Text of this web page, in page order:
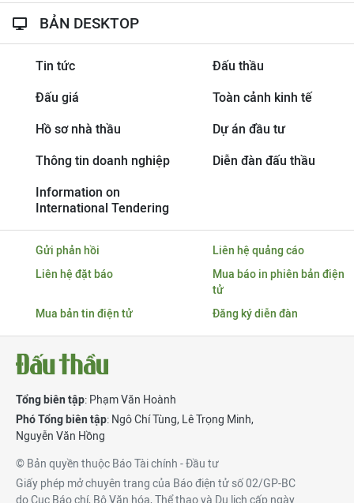
BẢN DESKTOP
Tin tức Đấu thầu
Đấu giá Toàn cảnh kinh tế
Hồ sơ nhà thầu Dự án đầu tư
Thông tin doanh nghiệp Diễn đàn đấu thầu
Information on
International Tendering
Gửi phản hồi
Liên hệ quảng cáo
Liên hệ đặt báo
Mua báo in phiên bản điện
tử
Mua bản tin điện tử
Đăng ký diễn đàn
Tổng biên tập: Phạm Văn Hoành
Phó Tổng biên tập: Ngô Chí Tùng, Lê Trọng Minh,
Nguyễn Văn Hồng
© Bản quyền thuộc Báo Tài chính - Đầu tư
Giấy phép mở chuyên trang của Báo điện tử số 02/GP-BC
do Cục Báo chí, Bộ Văn hóa, Thể thao và Du lịch cấp ngày